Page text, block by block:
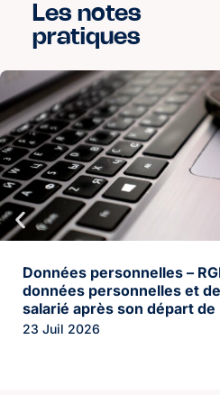
Les notes
pratiques
Données personnelles –
données personnelles et
salarié après son départ de
23 Juil 2026